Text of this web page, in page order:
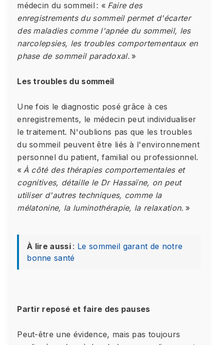
médecin du sommeil : « Faire des
enregistrements du sommeil permet d'écarter
des maladies comme l'apnée du sommeil, les
narcolepsies, les troubles comportementaux en
phase de sommeil paradoxal. »
Les troubles du sommeil
Une fois le diagnostic posé grâce à ces
enregistrements, le médecin peut individualiser
le traitement. N'oublions pas que les troubles
du sommeil peuvent être liés à l'environnement
personnel du patient, familial ou professionnel.
« À côté des thérapies comportementales et
cognitives, détaille le Dr Hassaïne, on peut
utiliser d'autres techniques, comme la
mélatonine, la luminothérapie, la relaxation. »
À lire aussi : Le sommeil garant de notre
bonne santé
Partir reposé et faire des pauses
Peut-être une évidence, mais pas toujours